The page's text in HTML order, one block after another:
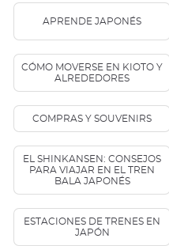
APRENDE JAPONÉS
CÓMO MOVERSE EN KIOTO Y
ALREDEDORES
COMPRAS Y SOUVENIRS
EL SHINKANSEN: CONSEJOS
PARA VIAJAR EN EL TREN
BALA JAPONÉS
ESTACIONES DE TRENES EN
JAPÓN